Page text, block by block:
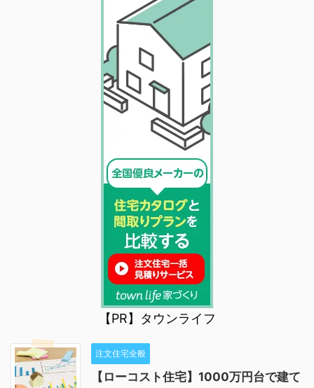
【PR】タウンライフ
注文住宅全般
【ローコスト住宅】1000万円台で建て